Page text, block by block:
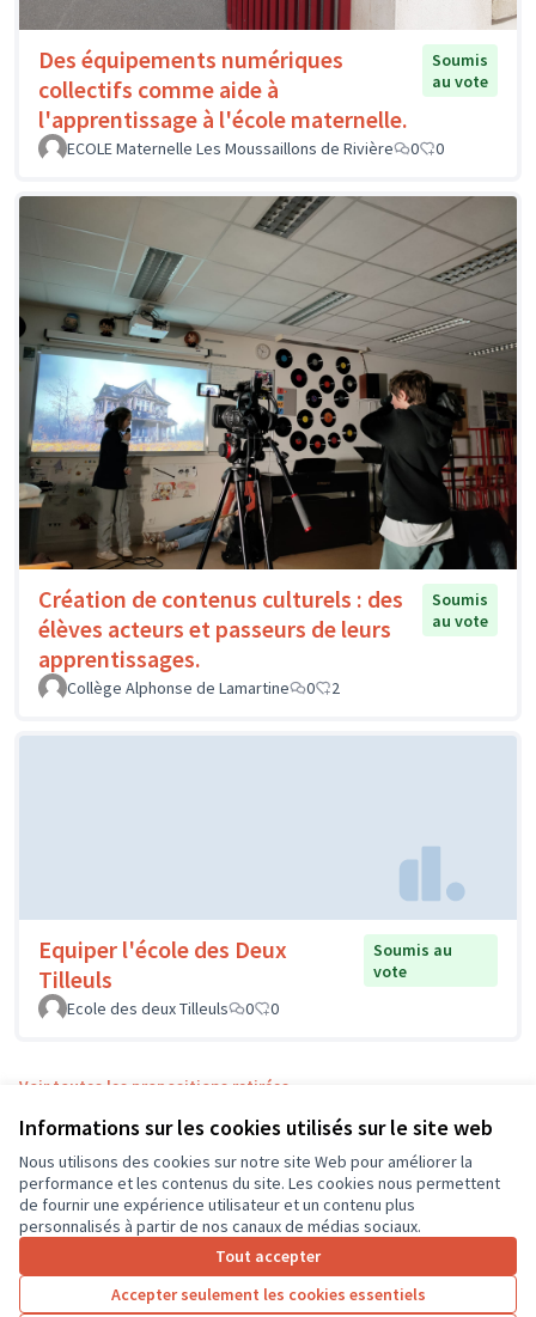
Informations sur les cookies utilisés sur le site web
Nous utilisons des cookies sur notre site Web pour améliorer la
performance et les contenus du site. Les cookies nous permettent
de fournir une expérience utilisateur et un contenu plus
personnalisés à partir de nos canaux de médias sociaux.
Tout accepter
Accepter seulement les cookies essentiels
Des équipements numériques
collectifs comme aide à
l'apprentissage à l'école maternelle.
Soumis
au vote
ECOLE Maternelle Les Moussaillons de Rivière 0 0
Création de contenus culturels : des
élèves acteurs et passeurs de leurs
apprentissages.
Soumis
au vote
Collège Alphonse de Lamartine 0 2
Equiper l'école des Deux
Tilleuls
Soumis au
vote
Ecole des deux Tilleuls
0 0
Voir toutes les propositions retirées
Conditions d'utilisation
Paramètres des cookies
CD37 sur X
(Lien externe)
CD37 sur Facebook
CD37 sur Instagram
CD37 sur YouTube
(Lien externe)